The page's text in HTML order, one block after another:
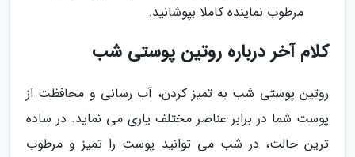
مرطوب نماینده کاملا بپوشانید.
کلام آخر درباره روتین پوستی شب
روتین پوستی شب به تمیز کردن، آب رسانی و محافظت از
پوست شما در برابر عناصر مختلف یاری می نماید. در ساده
ترین حالت، در شب می توانید پوست را تمیز و مرطوب